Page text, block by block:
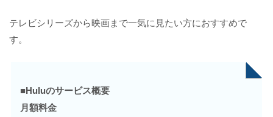
テレビシリーズから映画まで一気に見たい方におすすめで
す。
■Huluのサービス概要
月額料金